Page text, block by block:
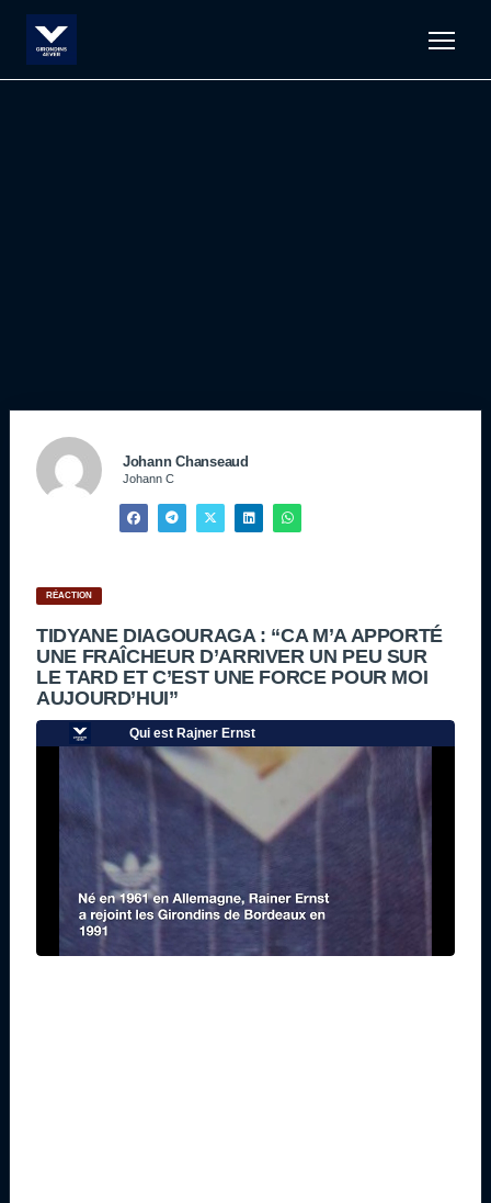
Johann Chanseaud
Johann C
RÉACTION
TIDYANE DIAGOURAGA : “CA M’A APPORTÉ
UNE FRAÎCHEUR D’ARRIVER UN PEU SUR
LE TARD ET C’EST UNE FORCE POUR MOI
AUJOURD’HUI”